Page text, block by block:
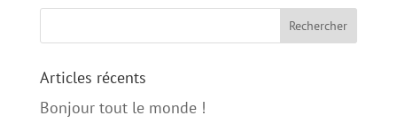
Articles récents
Bonjour tout le monde !